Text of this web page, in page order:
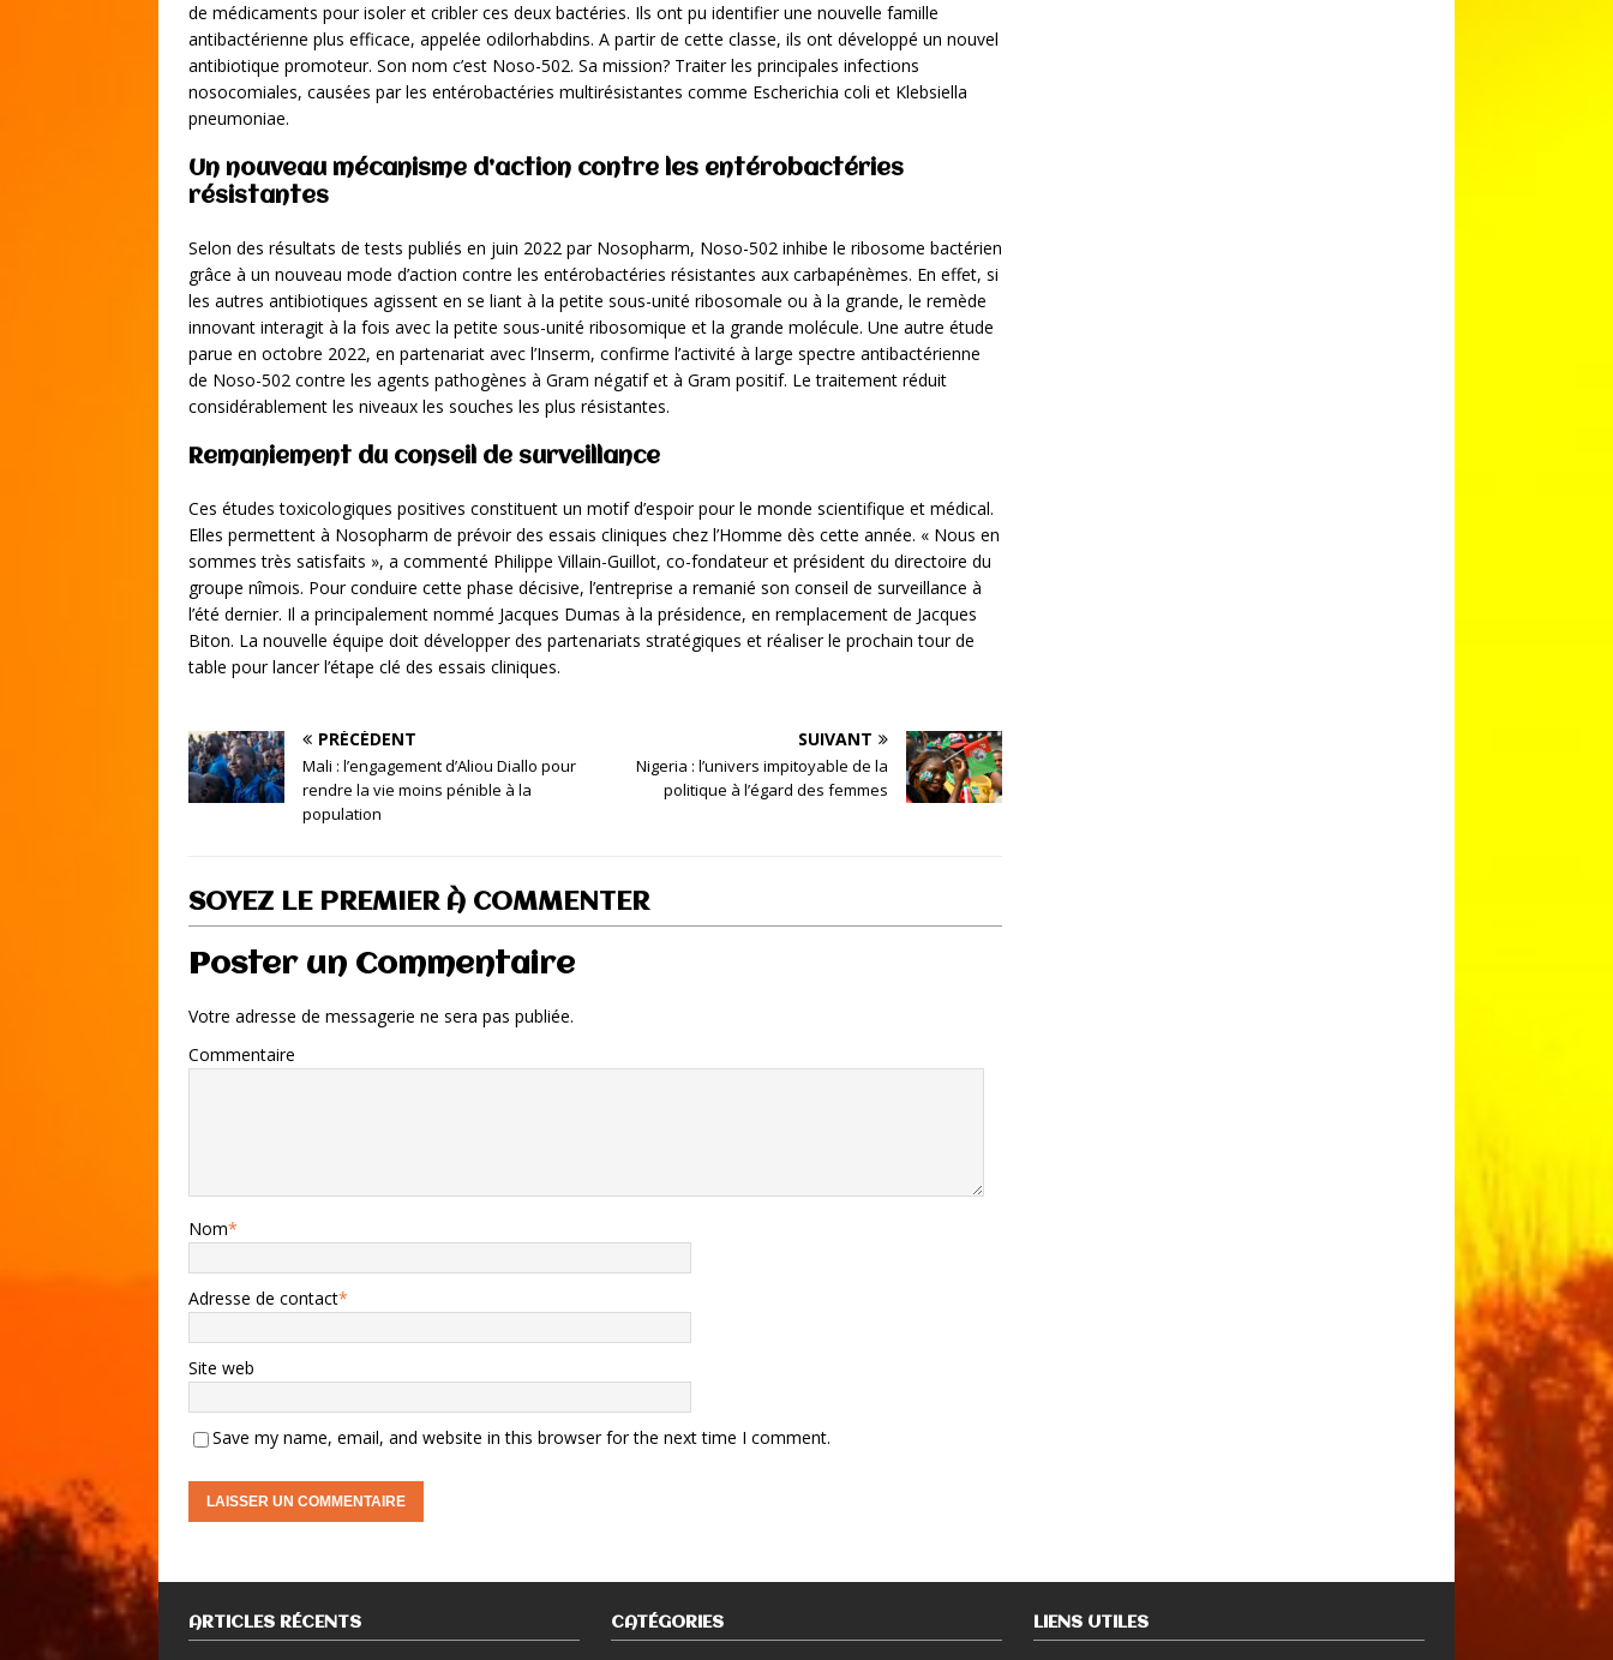
de médicaments pour isoler et cribler ces deux bactéries. Ils ont pu identifier une nouvelle famille
antibactérienne plus efficace, appelée odilorhabdins. A partir de cette classe, ils ont développé un nouvel
antibiotique promoteur. Son nom c’est Noso-502. Sa mission? Traiter les principales infections
nosocomiales, causées par les entérobactéries multirésistantes comme Escherichia coli et Klebsiella
pneumoniae.
Un nouveau mécanisme d’action contre les entérobactéries
résistantes
Selon des résultats de tests publiés en juin 2022 par Nosopharm, Noso-502 inhibe le ribosome bactérien
grâce à un nouveau mode d’action contre les entérobactéries résistantes aux carbapénèmes. En effet, si
les autres antibiotiques agissent en se liant à la petite sous-unité ribosomale ou à la grande, le remède
innovant interagit à la fois avec la petite sous-unité ribosomique et la grande molécule. Une autre étude
parue en octobre 2022, en partenariat avec l’Inserm, confirme l’activité à large spectre antibactérienne
de Noso-502 contre les agents pathogènes à Gram négatif et à Gram positif. Le traitement réduit
considérablement les niveaux les souches les plus résistantes.
Remaniement du conseil de surveillance
Ces études toxicologiques positives constituent un motif d’espoir pour le monde scientifique et médical.
Elles permettent à Nosopharm de prévoir des essais cliniques chez l’Homme dès cette année. « Nous en
sommes très satisfaits », a commenté Philippe Villain-Guillot, co-fondateur et président du directoire du
groupe nîmois. Pour conduire cette phase décisive, l’entreprise a remanié son conseil de surveillance à
l’été dernier. Il a principalement nommé Jacques Dumas à la présidence, en remplacement de Jacques
Biton. La nouvelle équipe doit développer des partenariats stratégiques et réaliser le prochain tour de
table pour lancer l’étape clé des essais cliniques.
PRÉCÉDENT
Mali : l’engagement d’Aliou Diallo pour
rendre la vie moins pénible à la
population
SUIVANT
Nigeria : l’univers impitoyable de la
politique à l’égard des femmes
SOYEZ LE PREMIER À COMMENTER
Poster un Commentaire
Votre adresse de messagerie ne sera pas publiée.
Commentaire
Nom*
Adresse de contact*
Site web
Save my name, email, and website in this browser for the next time I comment.
ARTICLES RÉCENTS CATÉGORIES LIENS UTILES